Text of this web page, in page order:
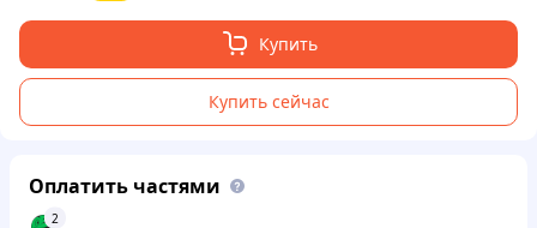
Купить
Купить сейчас
Оплатить частями
2